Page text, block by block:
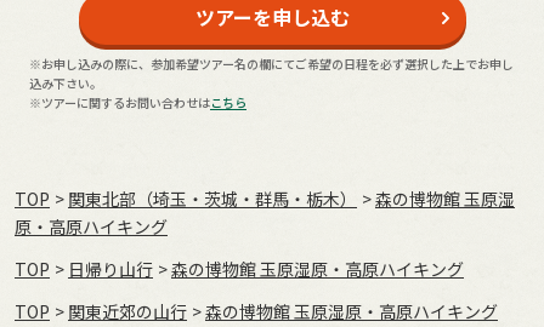
ツアーを申し込む
※お申し込みの際に、参加希望ツアー名の欄にてご希望の日程を必ず選択した上でお申し
込み下さい。
※ツアーに関するお問い合わせはこちら
TOP 関東北部（埼玉・茨城・群馬・栃木）
森の博物館 玉原湿
原・高原ハイキング
TOP
日帰り山行
森の博物館 玉原湿原・高原ハイキング
TOP
関東近郊の山行 森の博物館 玉原湿原・高原ハイキング